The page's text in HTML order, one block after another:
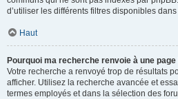
d’utiliser les différents filtres disponibles
Haut
Pourquoi ma recherche renvoie à une page
Votre recherche a renvoyé trop de résultats
afficher. Utilisez la recherche avancée et
termes employés et dans la sélection des